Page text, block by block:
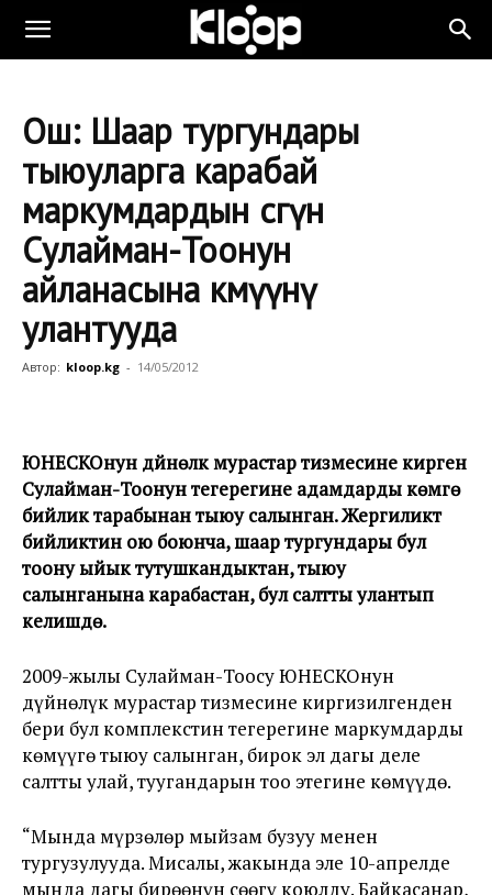
Ош: Шаар тургундары
тыюуларга карабай
маркумдардын сөөгүн
Сулайман-Тоонун
айланасына көмүүнү
улантууда
Автор: kloop.kg - 14/05/2012
ЮНЕСКОнун дүйнөлүк мурастар тизмесине кирген
Сулайман-Тоонун тегерегине адамдарды көмүүгө
бийлик тарабынан тыюу салынган. Жергиликтүү
бийликтин ою боюнча, шаар тургундары бул
тоону ыйык тутушкандыктан, тыюу
салынганына карабастан, бул салтты улантып
келишүүдө.
2009-жылы Сулайман-Тоосу ЮНЕСКОнун
дүйнөлүк мурастар тизмесине киргизилгенден
бери бул комплекстин тегерегине маркумдарды
көмүүгө тыюу салынган, бирок эл дагы деле
салтты улай, туугандарын тоо этегине көмүүдө.
“Мында мүрзөлөр мыйзам бузуу менен
тургузулууда. Мисалы, жакында эле 10-апрелде
мында дагы бирөөнүн сөөгү коюлду. Байкасанар,